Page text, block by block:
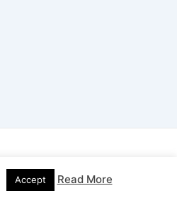
Accept Read More